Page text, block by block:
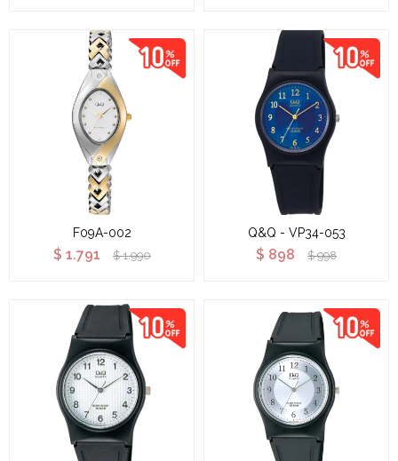
F09A-002
$ 1.791 $ 1.990
Q&Q - VP34-053
$ 898 $ 998